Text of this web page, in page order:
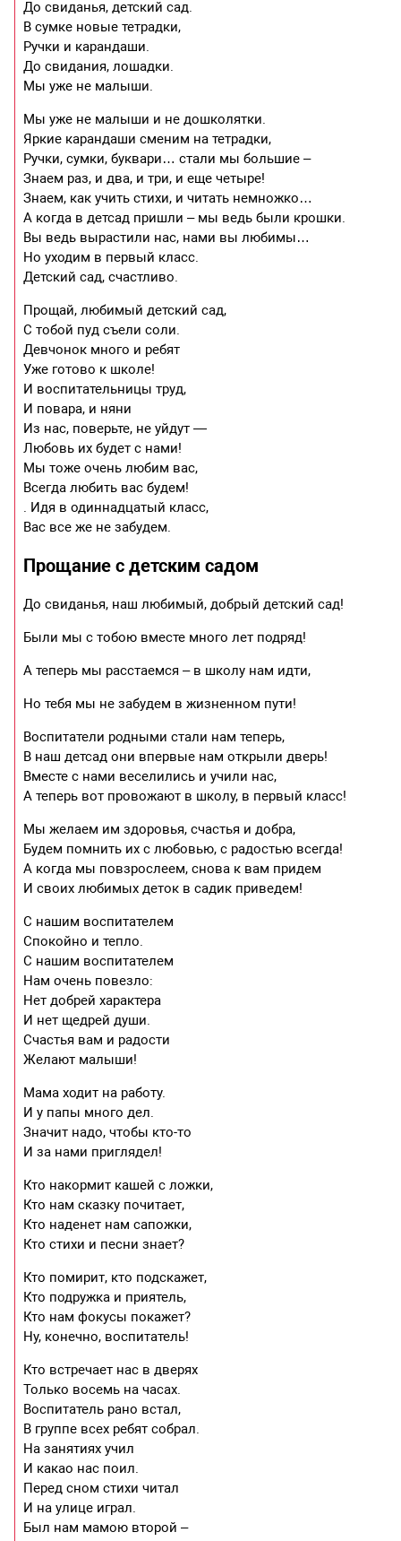
До свиданья, детский сад.
В сумке новые тетрадки,
Ручки и карандаши.
До свидания, лошадки.
Мы уже не малыши.
Мы уже не малыши и не дошколятки.
Яркие карандаши сменим на тетрадки,
Ручки, сумки, буквари… стали мы большие –
Знаем раз, и два, и три, и еще четыре!
Знаем, как учить стихи, и читать немножко…
А когда в детсад пришли – мы ведь были крошки.
Вы ведь вырастили нас, нами вы любимы…
Но уходим в первый класс.
Детский сад, счастливо.
Прощай, любимый детский сад,
С тобой пуд съели соли.
Девчонок много и ребят
Уже готово к школе!
И воспитательницы труд,
И повара, и няни
Из нас, поверьте, не уйдут —
Любовь их будет с нами!
Мы тоже очень любим вас,
Всегда любить вас будем!
. Идя в одиннадцатый класс,
Вас все же не забудем.
Прощание с детским садом
До свиданья, наш любимый, добрый детский сад!
Были мы с тобою вместе много лет подряд!
А теперь мы расстаемся – в школу нам идти,
Но тебя мы не забудем в жизненном пути!
Воспитатели родными стали нам теперь,
В наш детсад они впервые нам открыли дверь!
Вместе с нами веселились и учили нас,
А теперь вот провожают в школу, в первый класс!
Мы желаем им здоровья, счастья и добра,
Будем помнить их с любовью, с радостью всегда!
А когда мы повзрослеем, снова к вам придем
И своих любимых деток в садик приведем!
С нашим воспитателем
Спокойно и тепло.
С нашим воспитателем
Нам очень повезло:
Нет добрей характера
И нет щедрей души.
Счастья вам и радости
Желают малыши!
Мама ходит на работу.
И у папы много дел.
Значит надо, чтобы кто-то
И за нами приглядел!
Кто накормит кашей с ложки,
Кто нам сказку почитает,
Кто наденет нам сапожки,
Кто стихи и песни знает?
Кто помирит, кто подскажет,
Кто подружка и приятель,
Кто нам фокусы покажет?
Ну, конечно, воспитатель!
Кто встречает нас в дверях
Только восемь на часах.
Воспитатель рано встал,
В группе всех ребят собрал.
На занятиях учил
И какао нас поил.
Перед сном стихи читал
И на улице играл.
Был нам мамою второй –